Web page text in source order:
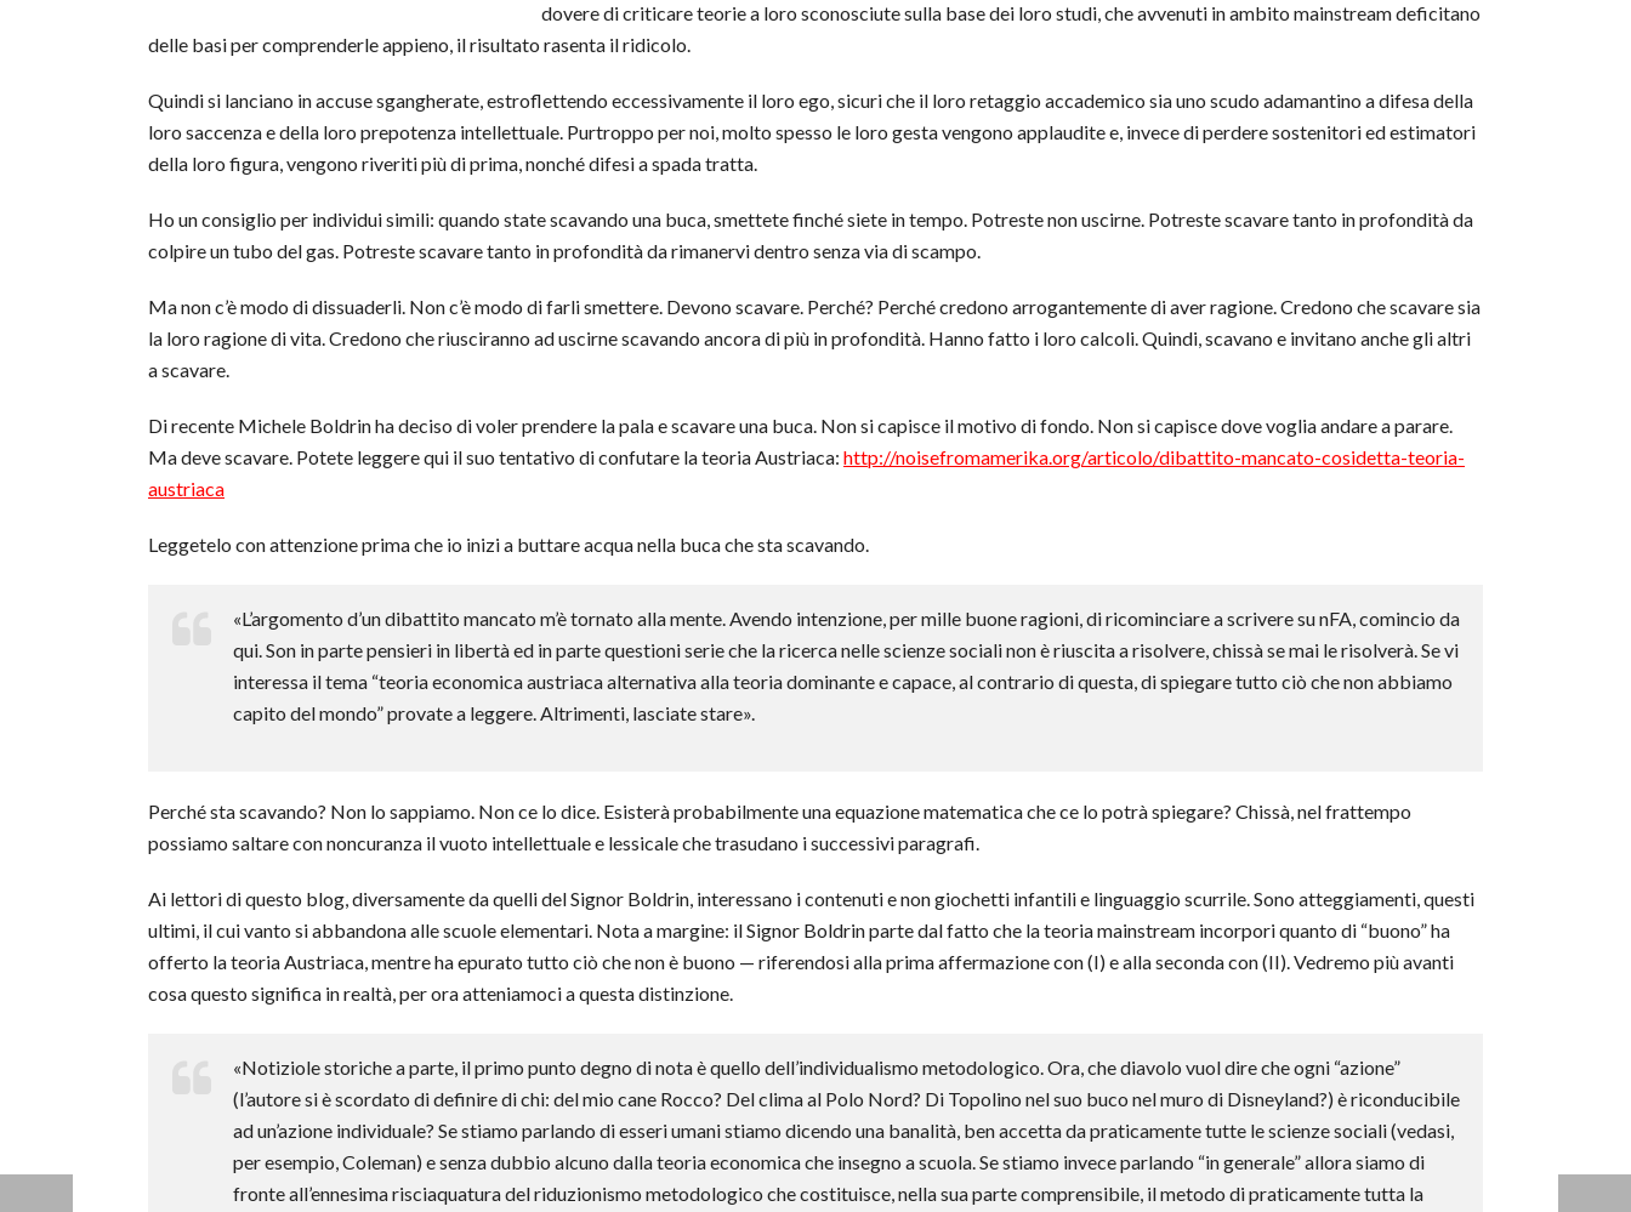
dovere di criticare teorie a loro sconosciute sulla base dei loro studi, che avvenuti in ambito mainstream deficitano
delle basi per comprenderle appieno, il risultato rasenta il ridicolo.
Quindi si lanciano in accuse sgangherate, estroflettendo eccessivamente il loro ego, sicuri che il loro retaggio accademico sia uno scudo adamantino a difesa della
loro saccenza e della loro prepotenza intellettuale. Purtroppo per noi, molto spesso le loro gesta vengono applaudite e, invece di perdere sostenitori ed estimatori
della loro figura, vengono riveriti più di prima, nonché difesi a spada tratta.
Ho un consiglio per individui simili: quando state scavando una buca, smettete finché siete in tempo. Potreste non uscirne. Potreste scavare tanto in profondità da
colpire un tubo del gas. Potreste scavare tanto in profondità da rimanervi dentro senza via di scampo.
Ma non c’è modo di dissuaderli. Non c’è modo di farli smettere. Devono scavare. Perché? Perché credono arrogantemente di aver ragione. Credono che scavare sia
la loro ragione di vita. Credono che riusciranno ad uscirne scavando ancora di più in profondità. Hanno fatto i loro calcoli. Quindi, scavano e invitano anche gli altri
a scavare.
Di recente Michele Boldrin ha deciso di voler prendere la pala e scavare una buca. Non si capisce il motivo di fondo. Non si capisce dove voglia andare a parare.
Ma deve scavare. Potete leggere qui il suo tentativo di confutare la teoria Austriaca: http://noisefromamerika.org/articolo/dibattito-mancato-cosidetta-teoria-
austriaca
Leggetelo con attenzione prima che io inizi a buttare acqua nella buca che sta scavando.
«L’argomento d’un dibattito mancato m’è tornato alla mente. Avendo intenzione, per mille buone ragioni, di ricominciare a scrivere su nFA, comincio da
qui. Son in parte pensieri in libertà ed in parte questioni serie che la ricerca nelle scienze sociali non è riuscita a risolvere, chissà se mai le risolverà. Se vi
interessa il tema “teoria economica austriaca alternativa alla teoria dominante e capace, al contrario di questa, di spiegare tutto ciò che non abbiamo
capito del mondo” provate a leggere. Altrimenti, lasciate stare».
Perché sta scavando? Non lo sappiamo. Non ce lo dice. Esisterà probabilmente una equazione matematica che ce lo potrà spiegare? Chissà, nel frattempo
possiamo saltare con noncuranza il vuoto intellettuale e lessicale che trasudano i successivi paragrafi.
Ai lettori di questo blog, diversamente da quelli del Signor Boldrin, interessano i contenuti e non giochetti infantili e linguaggio scurrile. Sono atteggiamenti, questi
ultimi, il cui vanto si abbandona alle scuole elementari. Nota a margine: il Signor Boldrin parte dal fatto che la teoria mainstream incorpori quanto di “buono” ha
offerto la teoria Austriaca, mentre ha epurato tutto ciò che non è buono — riferendosi alla prima affermazione con (I) e alla seconda con (II). Vedremo più avanti
cosa questo significa in realtà, per ora atteniamoci a questa distinzione.
«Notiziole storiche a parte, il primo punto degno di nota è quello dell’individualismo metodologico. Ora, che diavolo vuol dire che ogni “azione”
(l’autore si è scordato di definire di chi: del mio cane Rocco? Del clima al Polo Nord? Di Topolino nel suo buco nel muro di Disneyland?) è riconducibile
ad un’azione individuale? Se stiamo parlando di esseri umani stiamo dicendo una banalità, ben accetta da praticamente tutte le scienze sociali (vedasi,
per esempio, Coleman) e senza dubbio alcuno dalla teoria economica che insegno a scuola. Se stiamo invece parlando “in generale” allora siamo di
fronte all’ennesima risciaquatura del riduzionismo metodologico che costituisce, nella sua parte comprensibile, il metodo di praticamente tutta la